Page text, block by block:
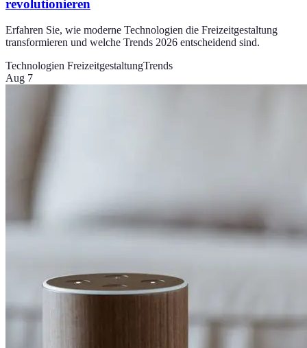
revolutionieren
Erfahren Sie, wie moderne Technologien die Freizeitgestaltung
transformieren und welche Trends 2026 entscheidend sind.
Technologien FreizeitgestaltungTrends
Aug 7